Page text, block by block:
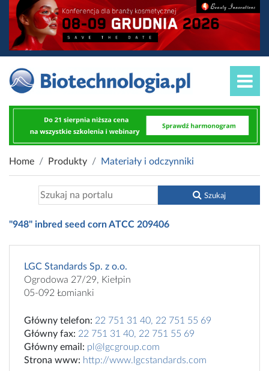
Home Produkty Materiały i odczynniki
"948" inbred seed corn ATCC 209406
Szukaj
LGC Standards Sp. z o.o.
Ogrodowa 27/29, Kiełpin
05-092 Łomianki
Główny telefon: 22 751 31 40, 22 751 55 69
Główny fax: 22 751 31 40, 22 751 55 69
Główny email: pl@lgcgroup.com
Strona www: http://www.lgcstandards.com